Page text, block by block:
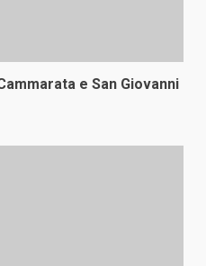
e San Giovanni